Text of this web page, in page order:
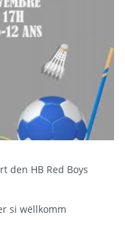
den HB Red Boys
si wëllkomm